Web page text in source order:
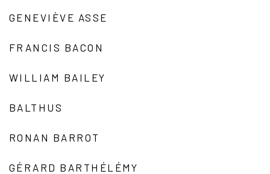
GENEVIÈVE ASSE
FRANCIS BACON
WILLIAM BAILEY
BALTHUS
RONAN BARROT
GÉRARD BARTHÉLÉMY